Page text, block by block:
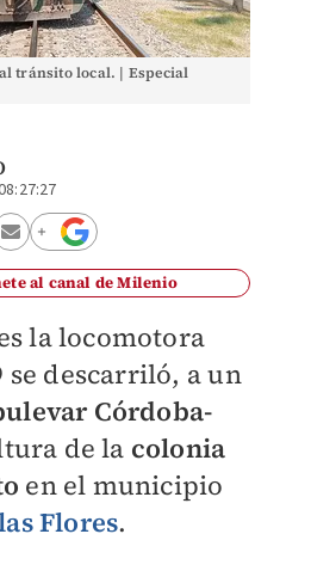
tránsito local. | Especial
al canal de Milenio
la locomotora
se descarriló, a un
Córdoba-
de la colonia
en el municipio
Flores.